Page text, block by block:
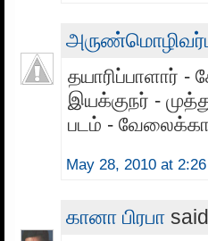
தயாரிப்பாளார் -
இயக்குநர் -
படம் -
May 28, 2010 at 2:26
கானா பிரபா